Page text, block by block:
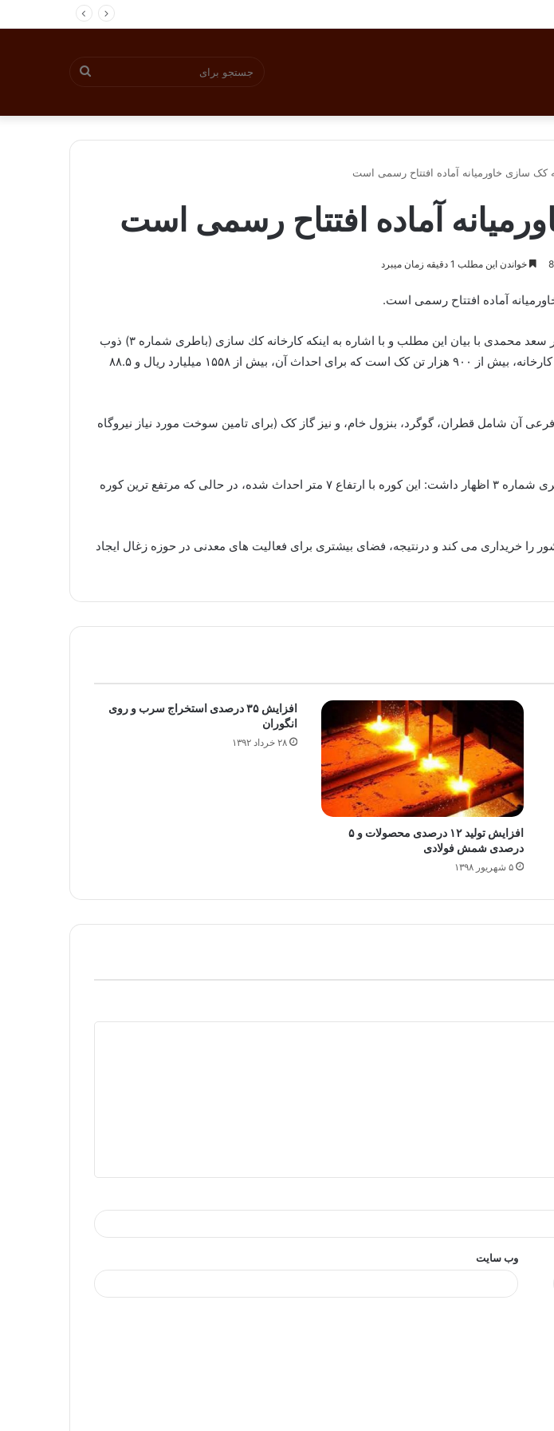
کک سازی خاورمیانه آماده افتتاح رسمی است
آماده افتتاح رسمی است
خواندن این مطلب 1 دقیقه زمان میبرد
آماده افتتاح رسمی است.
به گزارش روابط عمومی سازمان توسعه و نوسازی معادن و صنایع معدنی ایران، اردشیر سعد محمدی با بیان این مطلب و با اشاره به اینكه كارخانه كك سازی (باطری شماره ۳) ذوب
آهن اصفهان تاكنون حدود ۱۵ هزار تن تولید داشته است، گفت: ظرفیت تولید سالانه این كارخانه، بیش از ۹۰۰ هزار تن کک است كه برای احداث آن، بیش از ۱۵۵۸ میلیارد ریال و ۸۸.۵
باطری، کک خشک (برای كوره بلند شماره ۳) و محصولات فرعی آن شامل قطران، گوگرد، بنزول خام، و نیز گاز کک (برای تامین سوخت مورد نیاز نیروگاه
مدیر عامل شركت سهامی ذوب آهن اصفهان با اشاره به ویژگی های منحصر به فرد باطری شماره ۳ اظهار داشت: این كوره با ارتفاع ۷ متر احداث شده، در حالی كه مرتفع ترین كوره
می كند و درنتیجه، فضای بیشتری برای فعالیت های معدنی در حوزه زغال ایجاد
افزایش تولید ۱۲ درصدی محصولات و ۵
درصدی شمش فولادی
۵ شهریور ۱۳۹۸
افزایش ۳۵ درصدی استخراج سرب و روی
انگوران
۲۸ خرداد ۱۳۹۲
وب‌ سایت